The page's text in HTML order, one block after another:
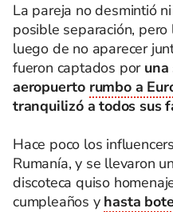
La pareja no desmintió
posible separación,
luego de no aparecer
fueron captados por
aeropuerto rumbo a
tranquilizó a todos sus
Hace poco los
Rumanía, y se llevaron
discoteca quiso
cumpleaños y hasta